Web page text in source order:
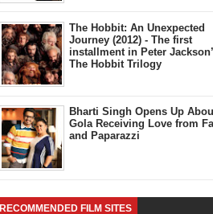
The Hobbit: An Unexpected
Journey (2012) - The first
installment in Peter
The Hobbit Trilogy
Bharti Singh Opens Up
Gola Receiving Love from
and Paparazzi
RECOMMENDED FILM SITES